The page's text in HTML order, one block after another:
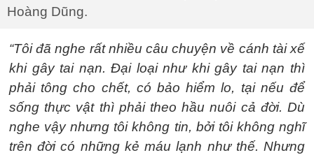
Hoàng Dũng.
“Tôi đã nghe rất nhiều câu chuyện về cánh tài xế
khi gây tai nạn. Đại loại như khi gây tai nạn thì
phải tông cho chết, có bảo hiểm lo, tại nếu để
sống thực vật thì phải theo hầu nuôi cả đời. Dù
nghe vậy nhưng tôi không tin, bởi tôi không nghĩ
trên đời có những kẻ máu lạnh như thế. Nhưng